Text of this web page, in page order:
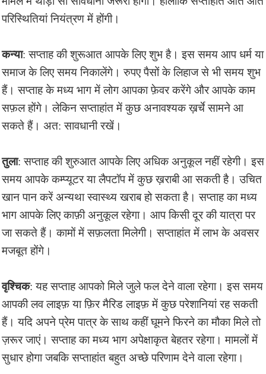
परिस्थितियां नियंत्रण में होंगी।
कन्या: सप्ताह की शुरूआत आपके लिए शुभ है। इस समय आप धर्म या
समाज के लिए समय निकालेंगे। रुपए पैसों के लिहाज से भी समय शुभ
हैं। सप्ताह के मध्य भाग में लोग आपका फ़ेवर करेंगे और आपके काम
सफ़ल होंगे। लेकिन सप्ताहांत में कुछ अनावश्यक ख़र्चे सामने आ
सकते हैं। अत: सावधानी रखें।
तुला: सप्ताह की शुरुआत आपके लिए अधिक अनुकूल नहीं रहेगी। इस
समय आपके कम्प्यूटर या लैपटॉप में कुछ ख़राबी आ सकती है। उचित
खान पान करें अन्यथा स्वास्थ्य खराब हो सकता है। सप्ताह का मध्य
भाग आपके लिए काफ़ी अनुकूल रहेगा। आप किसी दूर की यात्रा पर
जा सकते हैं। कामों में सफ़लता मिलेगी। सप्ताहांत में लाभ के अवसर
मजबूत होंगे।
वृश्चिक: यह सप्ताह आपको मिले जुले फल देने वाला रहेगा। इस समय
आपकी लव लाइफ़ या फ़िर मैरिड लाइफ़ में कुछ परेशानियां रह सकती
हैं। यदि अपने प्रेम पात्र के साथ कहीं घूमने फिरने का मौका मिले तो
ज़रूर जाएं। सप्ताह का मध्य भाग अपेक्षाकृत बेहतर रहेगा। मामलों में
सुधार होगा जबकि सप्ताहांत बहुत अच्छे परिणाम देने वाला रहेगा।